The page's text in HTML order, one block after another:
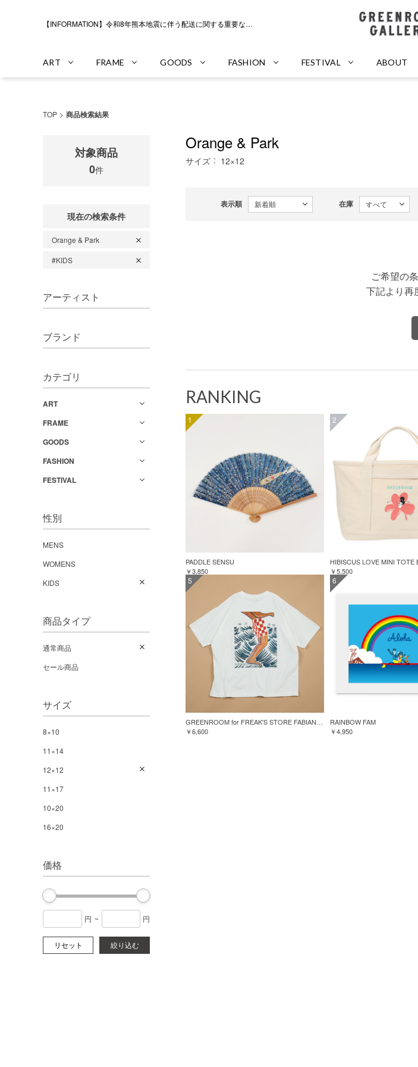
【INFORMATION】令和8年熊本地震に伴う配送に関する重要なお知らせ
ART FRAME GOODS FASHION FESTIVAL ABOUT
TOP 商品検索結果
対象商品
0件
現在の検索条件
Orange & Park
#KIDS
アーティスト
ブランド
カテゴリ
ART
FRAME
GOODS
FASHION
FESTIVAL
性別
MENS
WOMENS
KIDS
商品タイプ
通常商品
セール商品
サイズ
8×10
11×14
12×12
11×17
10×20
16×20
価格
円 ~ 円
リセット 絞り込む
Orange & Park
サイズ 12×12
表示順 在庫
ご希望の
下記より再
RANKING
1
PADDLE SENSU
￥3,850
2
HIBISCUS LOVE MINI TOTE
￥5,500
5
GREENROOM for FREAK'S STORE FABIAN LAVATER S/S TEE
￥6,600
6
RAINBOW FAM
￥4,950